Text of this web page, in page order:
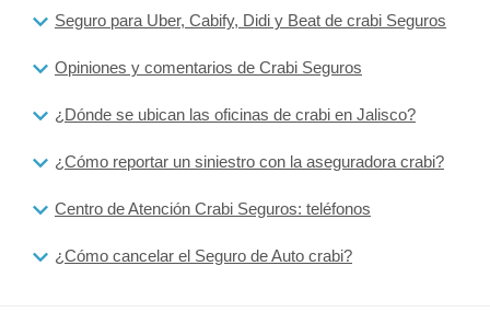
Seguro para Uber, Cabify, Didi y Beat de crabi Seguros
Opiniones y comentarios de Crabi Seguros
¿Dónde se ubican las oficinas de crabi en Jalisco?
¿Cómo reportar un siniestro con la aseguradora crabi?
Centro de Atención Crabi Seguros: teléfonos
¿Cómo cancelar el Seguro de Auto crabi?